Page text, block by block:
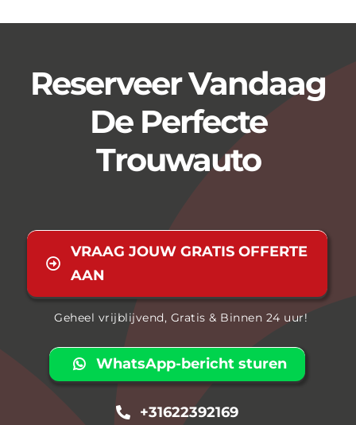
Reserveer Vandaag
De Perfecte
Trouwauto
VRAAG JOUW GRATIS OFFERTE
AAN
Geheel vrijblijvend, Gratis & Binnen 24 uur!
WhatsApp-bericht sturen
+31622392169